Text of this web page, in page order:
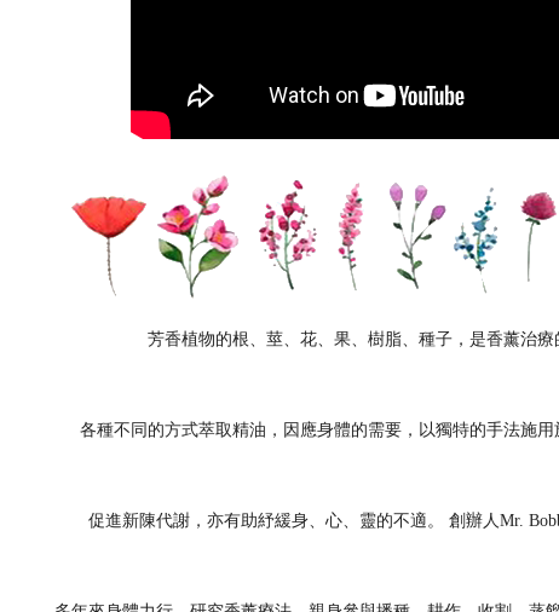
芳香植物的根、莖、 花、 果、 樹脂、種子，是香薰治療
各種不同的方式萃取精油，因 應身體的需要，以獨特的手法施用
促進新陳代謝，亦有助紓緩身、 心、靈的不適。 創辦人Mr.